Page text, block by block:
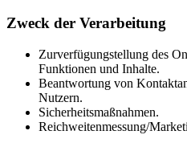
Zweck der Verarbeitung
Zurverfügungstellung des
Funktionen und Inhalte.
Beantwortung von
Nutzern.
Sicherheitsmaßnahmen.
Reichweitenmessung/